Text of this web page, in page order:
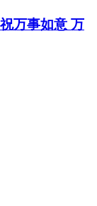
万事如意 万